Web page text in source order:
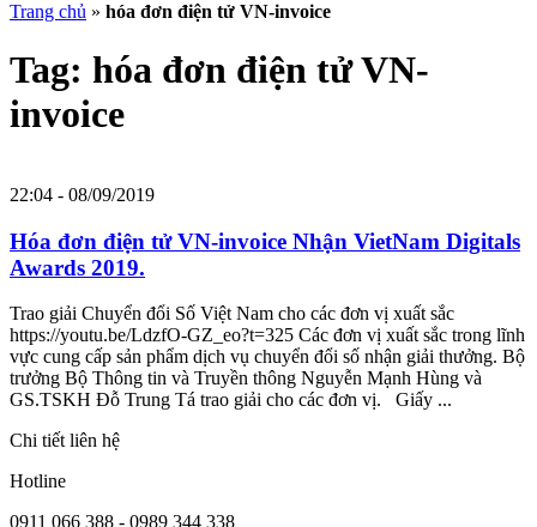
Trang chủ » hóa đơn điện tử VN-invoice
Tag: hóa đơn điện tử VN-
invoice
22:04 - 08/09/2019
Hóa đơn điện tử VN-invoice Nhận VietNam Digitals
Awards 2019.
Trao giải Chuyển đổi Số Việt Nam cho các đơn vị xuất sắc
https://youtu.be/LdzfO-GZ_eo?t=325 Các đơn vị xuất sắc trong lĩnh
vực cung cấp sản phẩm dịch vụ chuyển đổi số nhận giải thưởng. Bộ
trưởng Bộ Thông tin và Truyền thông Nguyễn Mạnh Hùng và
GS.TSKH Đỗ Trung Tá trao giải cho các đơn vị. Giấy ...
Chi tiết liên hệ
Hotline
0911 066 388 - 0989 344 338